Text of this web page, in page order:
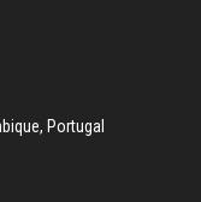
Portugal